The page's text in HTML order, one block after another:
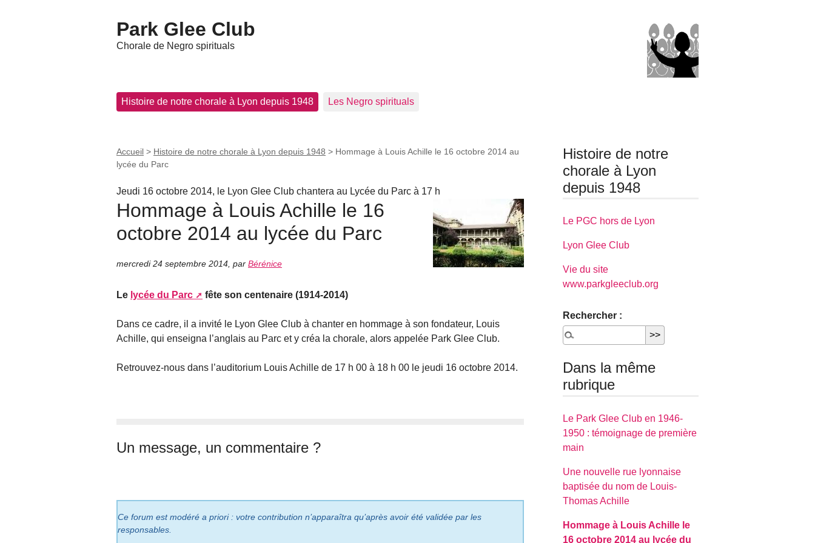
Park Glee Club
Chorale de Negro spirituals
Histoire de notre chorale à Lyon depuis 1948 Les Negro spirituals
Accueil > Histoire de notre chorale à Lyon depuis 1948 > Hommage à Louis Achille le 16 octobre 2014 au
lycée du Parc
Jeudi 16 octobre 2014, le Lyon Glee Club chantera au Lycée du Parc à 17 h
Hommage à Louis Achille le 16
octobre 2014 au lycée du Parc
mercredi 24 septembre 2014 par Bérénice
Le lycée du Parc fête son centenaire (1914-2014)
Dans ce cadre, il a invité le Lyon Glee Club à chanter en hommage à son fondateur, Louis
Achille, qui enseigna l’anglais au Parc et y créa la chorale, alors appelée Park Glee Club.
Retrouvez-nous dans l’auditorium Louis Achille de 17 h 00 à 18 h 00 le jeudi 16 octobre 2014.
Un message, un commentaire ?
Ce forum est modéré a priori : votre contribution n’apparaîtra qu’après avoir été validée par les
responsables.
Histoire de notre
chorale à Lyon
depuis 1948
Le PGC hors de Lyon
Lyon Glee Club
Vie du site
www.parkgleeclub.org
Rechercher :
Dans la même
rubrique
Le Park Glee Club en 1946-
1950 : témoignage de première
main
Une nouvelle rue lyonnaise
baptisée du nom de Louis-
Thomas Achille
Hommage à Louis Achille le
16 octobre 2014 au lycée du